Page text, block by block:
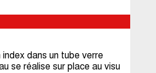
dans un tube verre
se réalise sur place au visu